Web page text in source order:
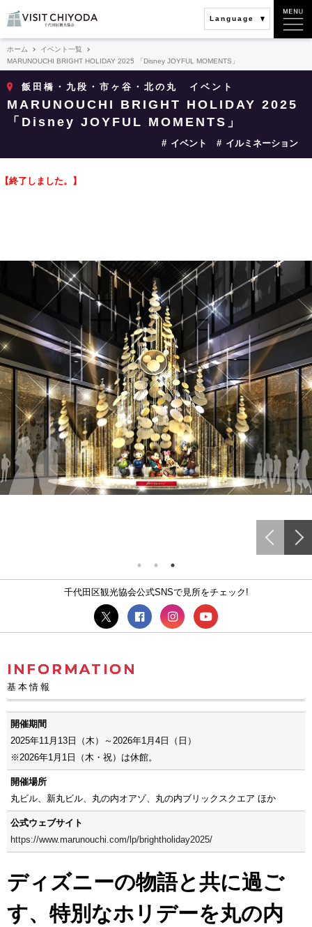
Language
ホーム
イベント一覧
MARUNOUCHI BRIGHT HOLIDAY 2025 「Disney JOYFUL MOMENTS」
飯田橋・九段・市ヶ谷・北の丸 イベント
MARUNOUCHI BRIGHT HOLIDAY 2025
「Disney JOYFUL MOMENTS」
イベント イルミネーション
【終了しました。】
千代田区観光協会公式SNSで見所をチェック!
INFORMATION
基本情報
開催期間
2025年11月13日（木）～2026年1月4日（日）
※2026年1月1日（木・祝）は休館。
開催場所
丸ビル、新丸ビル、丸の内オアゾ、丸の内ブリックスクエア ほか
公式ウェブサイト
https://www.marunouchi.com/lp/brightholiday2025/
ディズニーの物語と共に過ご
す、特別なホリデーを丸の内